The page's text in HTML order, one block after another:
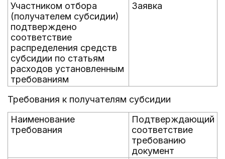
Участником отбора
(получателем субсидии)
подтверждено
соответствие
распределения средств
субсидии по статьям
расходов установленным
требованиям
Заявка
Требования к получателям субсидии
Наименование
требования
Подтверждающий
соответствие
требованию
документ